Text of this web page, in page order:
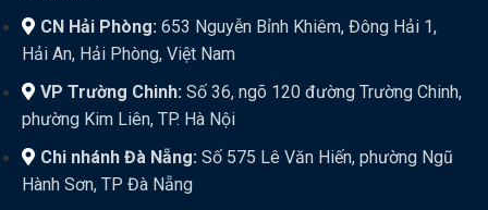
CN Hải Phòng: 653 Nguyễn Bỉnh Khiêm, Đông Hải 1,
Hải An, Hải Phòng, Việt Nam
VP Trường Chinh: Số 36, ngõ 120 đường Trường Chinh,
phường Kim Liên, TP. Hà Nội
Chi nhánh Đà Nẵng: Số 575 Lê Văn Hiến, phường Ngũ
Hành Sơn, TP Đà Nẵng